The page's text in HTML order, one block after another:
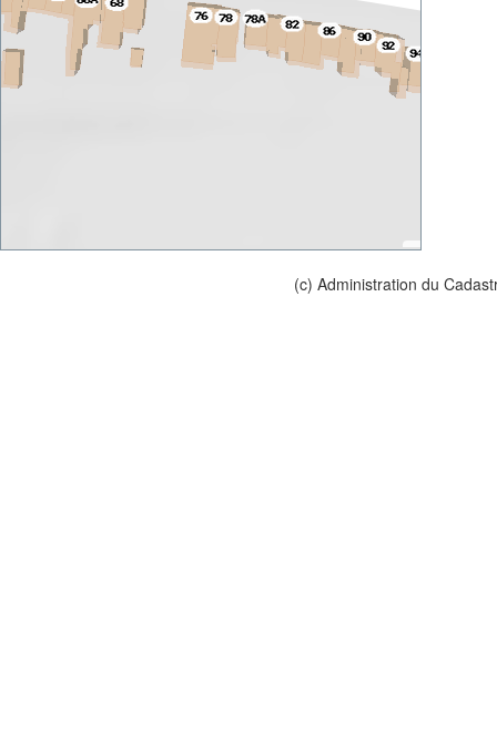
(c) Administration du